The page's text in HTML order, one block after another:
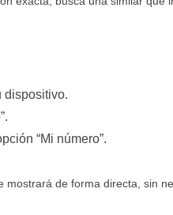
dispositivo.
“Mi número”.
mostrará de forma directa, sin